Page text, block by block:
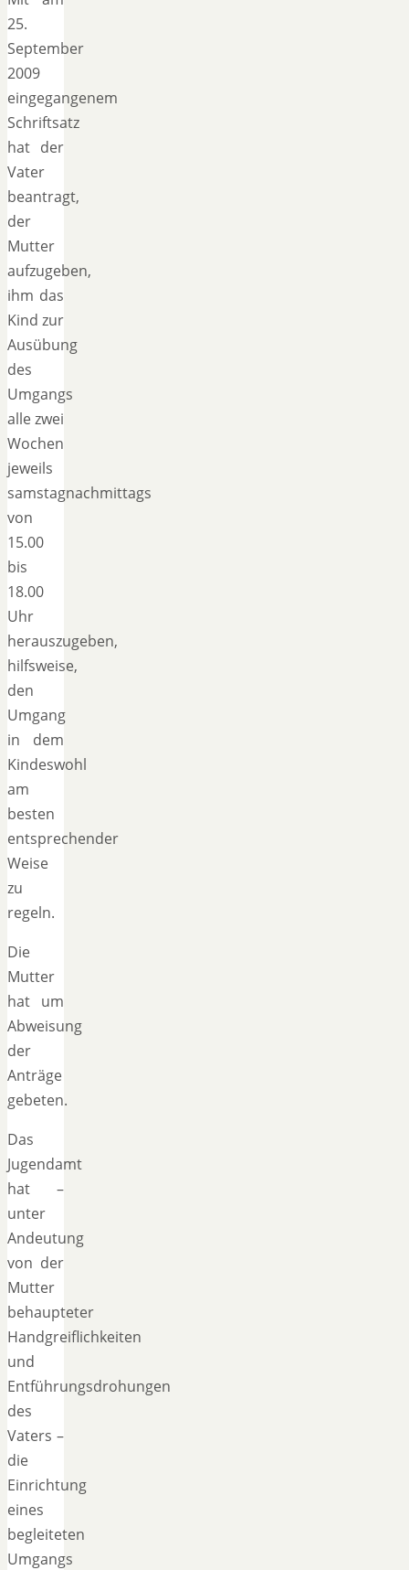
25.
September
2009
eingegangenem
Schriftsatz
hat der
Vater
beantragt,
der
Mutter
aufzugeben,
ihm das
Kind zur
Ausübung
des
Umgangs
alle zwei
Wochen
jeweils
samstagnachmittags
von
15.00
bis
18.00
Uhr
herauszugeben,
hilfsweise,
den
Umgang
in dem
Kindeswohl
am
besten
entsprechender
Weise
zu
regeln.
Die
Mutter
hat um
Abweisung
der
Anträge
gebeten.
Das
Jugendamt
hat –
unter
Andeutung
von der
Mutter
behaupteter
Handgreiflichkeiten
und
Entführungsdrohungen
des
Vaters –
die
Einrichtung
eines
begleiteten
Umgangs